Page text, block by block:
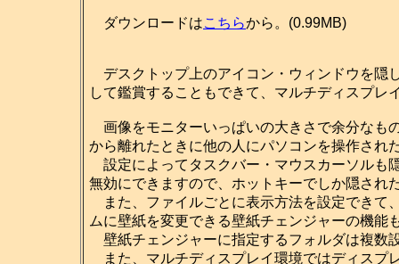
ダウンロードはこちらから。(0.99MB)
デスクトップ上のアイコン・ウィンドウを隠
して鑑賞することもできて、マルチディスプ
画像をモニターいっぱいの大きさで余分なも
から離れたときに他の人にパソコンを操作され
設定によってタスクバー・マウスカーソルも
無効にできますので、ホットキーでしか隠され
また、ファイルごとに表示方法を設定できて
ムに壁紙を変更できる壁紙チェンジャーの機能
壁紙チェンジャーに指定するフォルダは複数
また、マルチディスプレイ環境ではディスプ